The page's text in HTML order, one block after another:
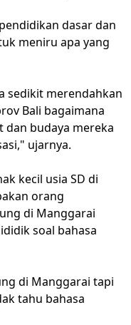
dasar dan
meniru apa yang
sedikit merendahkan
Bali bagaimana
dan budaya mereka
ujarnya.
kecil usia SD di
orang
di Manggarai
soal bahasa
di Manggarai tapi
tahu bahasa